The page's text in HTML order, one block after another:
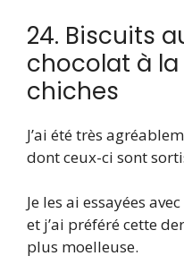
24. Biscuits
chocolat à
chiches
J’ai été très
dont ceux-ci sont
Je les ai essayées
et j’ai préféré cette
plus moelleuse.